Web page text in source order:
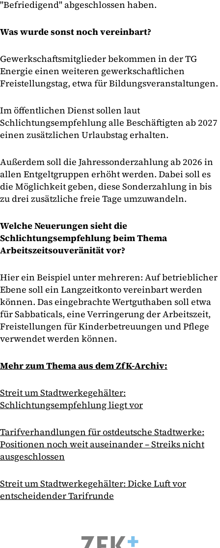
"Befriedigend" abgeschlossen haben.
Was wurde sonst noch vereinbart?
Gewerkschaftsmitglieder bekommen in der TG
Energie einen weiteren gewerkschaftlichen
Freistellungstag, etwa für Bildungsveranstaltungen.
Im öffentlichen Dienst sollen laut
Schlichtungsempfehlung alle Beschäftigten ab 2027
einen zusätzlichen Urlaubstag erhalten.
Außerdem soll die Jahressonderzahlung ab 2026 in
allen Entgeltgruppen erhöht werden. Dabei soll es
die Möglichkeit geben, diese Sonderzahlung in bis
zu drei zusätzliche freie Tage umzuwandeln.
Welche Neuerungen sieht die
Schlichtungsempfehlung beim Thema
Arbeitszeitsouveränität vor?
Hier ein Beispiel unter mehreren: Auf betrieblicher
Ebene soll ein Langzeitkonto vereinbart werden
können. Das eingebrachte Wertguthaben soll etwa
für Sabbaticals, eine Verringerung der Arbeitszeit,
Freistellungen für Kinderbetreuungen und Pflege
verwendet werden können.
Mehr zum Thema aus dem ZfK-Archiv:
Streit um Stadtwerkegehälter:
Schlichtungsempfehlung liegt vor
Tarifverhandlungen für ostdeutsche Stadtwerke:
Positionen noch weit auseinander – Streiks nicht
ausgeschlossen
Streit um Stadtwerkegehälter: Dicke Luft vor
entscheidender Tarifrunde